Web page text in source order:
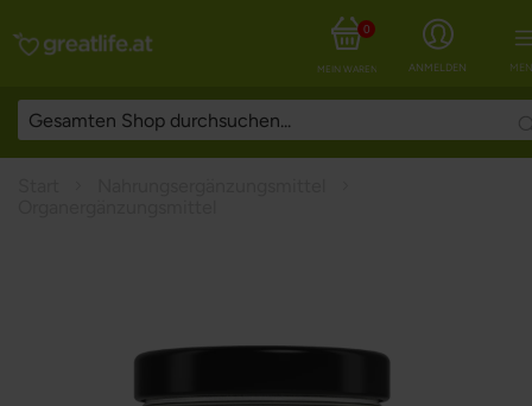
ANMELDEN
MEIN WARENKORB
0